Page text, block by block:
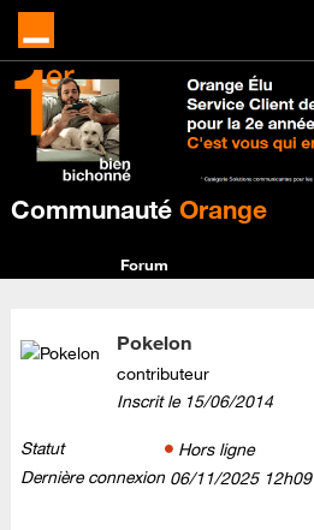
Communauté Orange
Forum
Pokelon
contributeur
Inscrit le ‎15/06/2014
Statut
Hors ligne
Dernière connexion ‎06/11/2025 12h09